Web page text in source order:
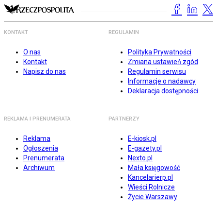
KONTAKT
O nas
Kontakt
Napisz do nas
REGULAMIN
Polityka Prywatności
Zmiana ustawień zgód
Regulamin serwisu
Informacje o nadawcy
Deklaracja dostępności
REKLAMA I PRENUMERATA
Reklama
Ogłoszenia
Prenumerata
Archiwum
PARTNERZY
E-kiosk.pl
E-gazety.pl
Nexto.pl
Mała księgowość
Kancelarierp.pl
Wieści Rolnicze
Życie Warszawy